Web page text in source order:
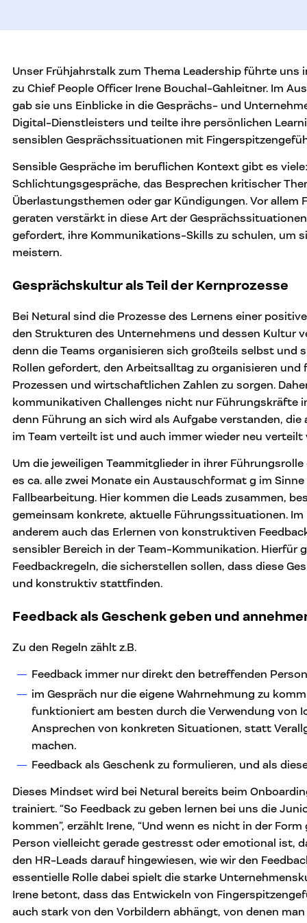
Unser Frühjahrstalk zum Thema Leadership führte uns
zu Chief People Officer Irene Bouchal-Gahleitner. Im
gab sie uns Einblicke in die Gesprächs- und
Digital-Dienstleisters und teilte ihre persönlichen
sensiblen Gesprächssituationen mit
Sensible Gespräche im beruflichen Kontext gibt es
Schlichtungsgespräche, das Besprechen kritischer
Überlastungsthemen oder gar Kündigungen. Vor allem
geraten verstärkt in diese Art der
gefordert, ihre Kommunikations-Skills zu schulen, um
meistern.
Gesprächskultur als Teil der Kernprozesse
Bei Netural sind die Prozesse des Lernens einer
den Strukturen des Unternehmens und dessen Kultur
denn die Teams organisieren sich großteils selbst und
Rollen gefordert, den Arbeitsalltag zu organisieren und
Prozessen und wirtschaftlichen Zahlen zu sorgen.
kommunikativen Challenges nicht nur Führungskräfte
denn Führung an sich wird als Aufgabe verstanden, die
im Team verteilt ist und auch immer wieder neu verteilt
Um die jeweiligen Teammitglieder in ihrer
es ca. alle zwei Monate ein Austauschformat g im
Fallbearbeitung. Hier kommen die Leads zusammen,
gemeinsam konkrete, aktuelle Führungssituationen.
anderem auch das Erlernen von konstruktiven
sensibler Bereich in der Team-Kommunikation. Hierfür
Feedbackregeln, die sicherstellen sollen, dass diese
und konstruktiv stattfinden.
Feedback als Geschenk geben und
Zu den Regeln zählt z.B.
Feedback immer nur direkt den betreffenden
im Gespräch nur die eigene Wahrnehmung zu
funktioniert am besten durch die Verwendung von
Ansprechen von konkreten Situationen, statt
machen.
Feedback als Geschenk zu formulieren, und als
Dieses Mindset wird bei Netural bereits beim
trainiert. “So Feedback zu geben lernen bei uns die
kommen”, erzählt Irene, “Und wenn es nicht in der
Person vielleicht gerade gestresst oder emotional ist,
den HR-Leads darauf hingewiesen, wie wir den
essentielle Rolle dabei spielt die starke
Irene betont, dass das Entwickeln von
auch stark von den Vorbildern abhängt, von denen man